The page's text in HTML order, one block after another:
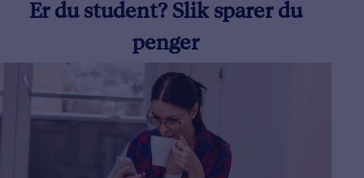
Er du student? Slik sparer du
penger